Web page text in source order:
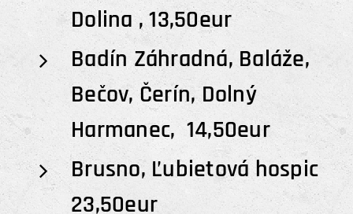
Dolina , 13,50eur
Badín Záhradná, Baláže,
Bečov, Čerín, Dolný
Harmanec, 14,50eur
Brusno, Ľubietová hospic
23,50eur